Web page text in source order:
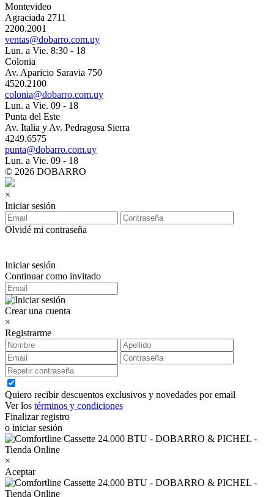
Montevideo
Agraciada 2711
2200.2001
ventas@dobarro.com.uy
Lun. a Vie. 8:30 - 18
Colonia
Av. Aparicio Saravia 750
4520.2100
colonia@dobarro.com.uy
Lun. a Vie. 09 - 18
Punta del Este
Av. Italia y Av. Pedragosa Sierra
4249.6575
punta@dobarro.com.uy
Lun. a Vie. 09 - 18
© 2026 DOBARRO
×
Iniciar sesión
Olvidé mi contraseña
Iniciar sesión
Continuar como invitado
Crear una cuenta
×
Registrarme
Quiero recibir descuentos exclusivos y novedades por email
Ver los términos y condiciones
Finalizar registro
o iniciar sesión
×
Aceptar